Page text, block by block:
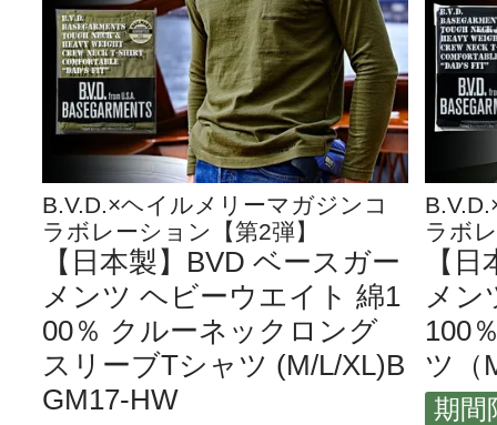
B.V.D.×ヘイルメリーマガジンコ
ラボレーション【第2弾】
【日本製】BVD ベースガー
メンツ ヘビーウエイト 綿1
00％ クルーネックロング
スリーブTシャツ (M/L/XL)B
GM17-HW
ラボ
【
メ
100
ツ（
期間